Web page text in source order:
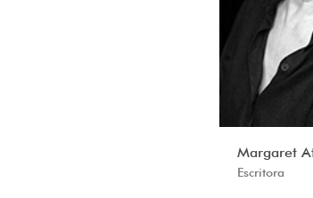
Margaret
Escritora